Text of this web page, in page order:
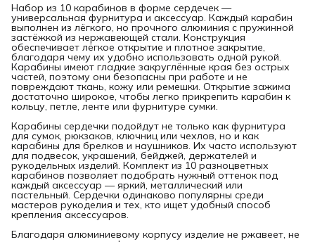
Набор из 10 карабинов в форме сердечек —
универсальная фурнитура и аксессуар. Каждый карабин
выполнен из лёгкого, но прочного алюминия с пружинной
застёжкой из нержавеющей стали. Конструкция
обеспечивает лёгкое открытие и плотное закрытие,
благодаря чему их удобно использовать одной рукой.
Карабины имеют гладкие закруглённые края без острых
частей, поэтому они безопасны при работе и не
повреждают ткань, кожу или ремешки. Открытие зажима
достаточно широкое, чтобы легко прикрепить карабин к
кольцу, петле, ленте или фурнитуре сумки.
Карабины сердечки подойдут не только как фурнитура
для сумок, рюкзаков, ключниц или чехлов, но и как
карабины для брелков и наушников. Их часто используют
для подвесок, украшений, бейджей, держателей и
рукодельных изделий. Комплект из 10 разноцветных
карабинов позволяет подобрать нужный оттенок под
каждый аксессуар — яркий, металлический или
пастельный. Сердечки одинаково популярны среди
мастеров рукоделия и тех, кто ищет удобный способ
крепления аксессуаров.
Благодаря алюминиевому корпусу изделие не ржавеет, не